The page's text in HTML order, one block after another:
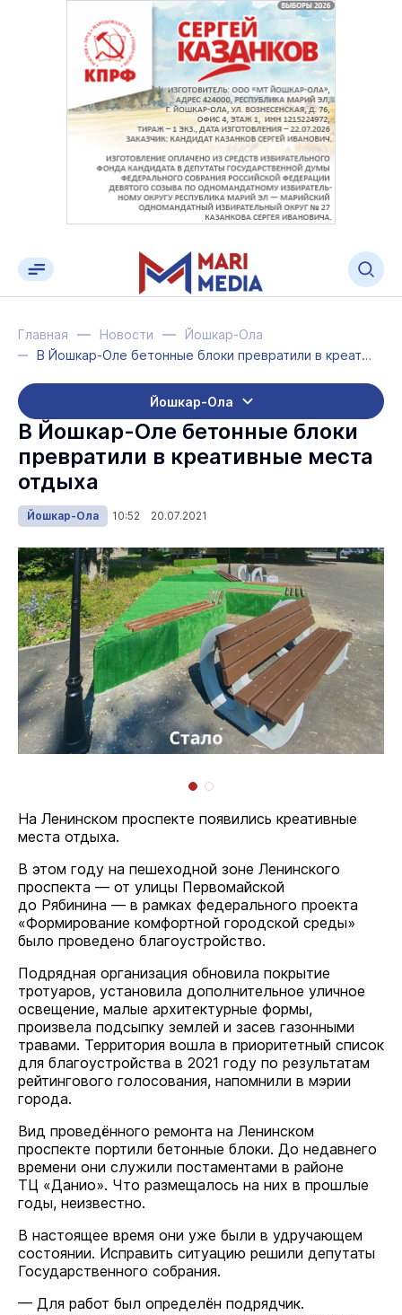
Главная Новости
Йошкар-Ола
В Йошкар-Оле бетонные блоки превратили в креативные места отдыха
Йошкар-Ола
В Йошкар-Оле бетонные блоки
превратили в креативные места
отдыха
Йошкар-Ола 10:52 20.07.2021
На Ленинском проспекте появились креативные
места отдыха.
В этом году на пешеходной зоне Ленинского
проспекта — от улицы Первомайской
до Рябинина — в рамках федерального проекта
«Формирование комфортной городской среды»
было проведено благоустройство.
Подрядная организация обновила покрытие
тротуаров, установила дополнительное уличное
освещение, малые архитектурные формы,
произвела подсыпку землей и засев газонными
травами. Территория вошла в приоритетный список
для благоустройства в 2021 году по результатам
рейтингового голосования, напомнили в мэрии
города.
Вид проведённого ремонта на Ленинском
проспекте портили бетонные блоки. До недавнего
времени они служили постаментами в районе
ТЦ «Данио». Что размещалось на них в прошлые
годы, неизвестно.
В настоящее время они уже были в удручающем
состоянии. Исправить ситуацию решили депутаты
Государственного собрания.
— Для работ был определён подрядчик.